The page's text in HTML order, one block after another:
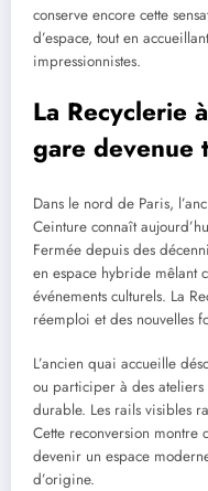
conserve encore cette
d’espace, tout en
impressionnistes.
La Recyclerie
gare devenue
Dans le nord de Paris,
Ceinture connaît
Fermée depuis des
en espace hybride mêlant
événements culturels. La
réemploi et des nouvelles
L’ancien quai accueille
ou participer à des ateliers
durable. Les rails visibles
Cette reconversion
devenir un espace
d’origine.